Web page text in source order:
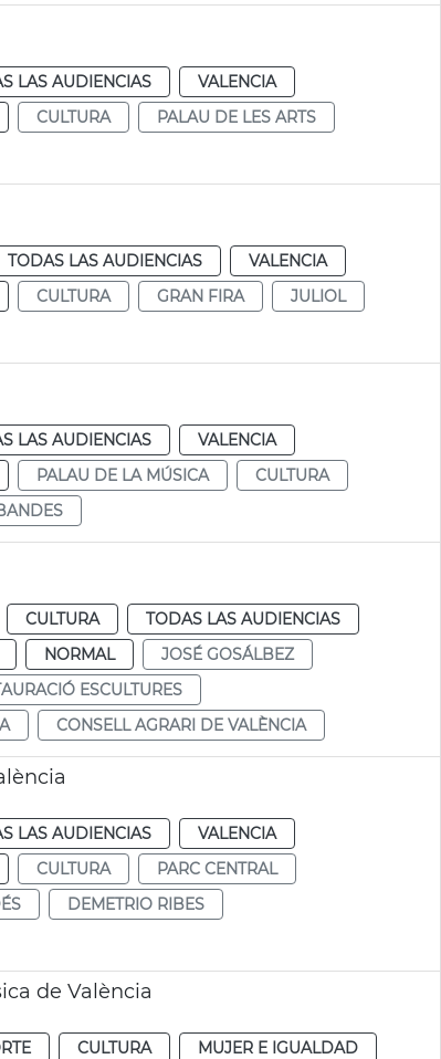
LAS AUDIENCIAS
VALENCIA
CULTURA
PALAU DE LES ARTS
TODAS LAS AUDIENCIAS
VALENCIA
CULTURA GRAN FIRA
JULIOL
LAS AUDIENCIAS
VALENCIA
PALAU DE LA MÚSICA
CULTURA
CULTURA
TODAS LAS AUDIENCIAS
NORMAL
JOSÉ GOSÁLBEZ
ESCULTURES
CONSELL AGRARI DE VALÈNCIA
LAS AUDIENCIAS
VALENCIA
CULTURA
PARC CENTRAL
DEMETRIO RIBES
de València
CULTURA
MUJER E IGUALDAD